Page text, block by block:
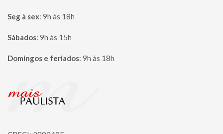
Seg à sex: 9h às 18h
Sábados: 9h às 15h
Domingos e feriados: 9h às 18h
Página inicial